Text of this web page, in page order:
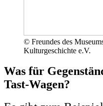
© Freundes des
Kulturgeschichte e.V.
Was für
Tast-Wagen?